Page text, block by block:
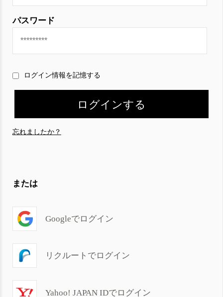
パスワード
ログイン情報を記憶する
忘れましたか？
または
Googleでログイン
リクルートでログイン
Yahoo! JAPAN IDでログイン